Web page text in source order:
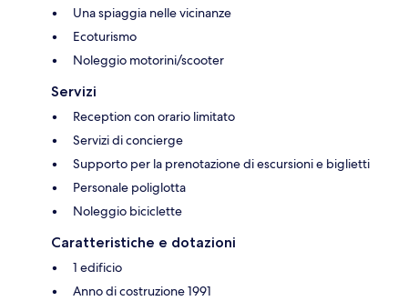
Una spiaggia nelle vicinanze
Ecoturismo
Noleggio motorini/scooter
Servizi
Reception con orario limitato
Servizi di concierge
Supporto per la prenotazione di escursioni e biglietti
Personale poliglotta
Noleggio biciclette
Caratteristiche e dotazioni
1 edificio
Anno di costruzione 1991